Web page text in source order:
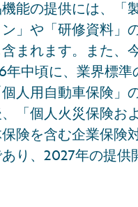
能の提供には、「
」や「研修資料」
まれます。また、
年中頃に、業界標準
人用自動車保険」
「個人火災保険お
険を含む企業保険
り、2027年の提供